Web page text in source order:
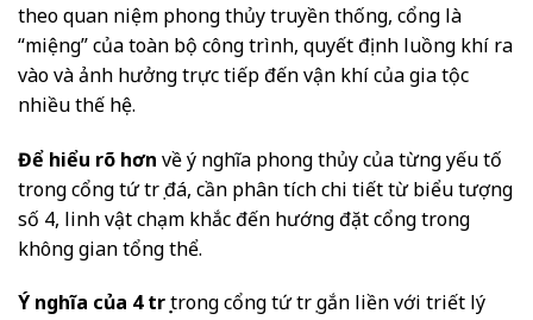
theo quan niệm phong thủy truyền thống, cổng là
“miệng” của toàn bộ công trình, quyết định luồng khí ra
vào và ảnh hưởng trực tiếp đến vận khí của gia tộc
nhiều thế hệ.
Để hiểu rõ hơn về ý nghĩa phong thủy của từng yếu tố
trong cổng tứ trụ đá, cần phân tích chi tiết từ biểu tượng
số 4, linh vật chạm khắc đến hướng đặt cổng trong
không gian tổng thể.
Ý nghĩa của 4 trụtrong cổng tứ trụ gắn liền với triết lý